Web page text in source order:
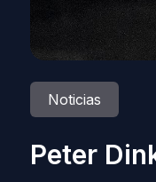
Noticias
Peter